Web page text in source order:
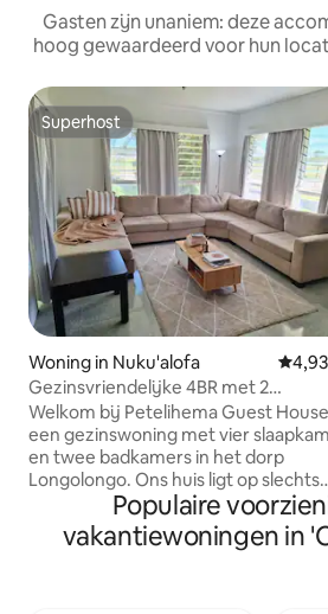
Gasten zijn unaniem: deze
hoog gewaardeerd voor hun
Superhost
Superhost
Woning in Nuku'alofa
Gezinsvriendelijke 4BR met 2
badkamers
Welkom bij Petelihema Guest
een gezinswoning met vier
en twee badkamers in het dorp
Longolongo. Ons huis ligt op slechts
enkele minuten van Nuku'alofa en
Teufaiva Stadium en biedt de
mix van comfort en lokale charme.
Populaire
vakantiewoningen in